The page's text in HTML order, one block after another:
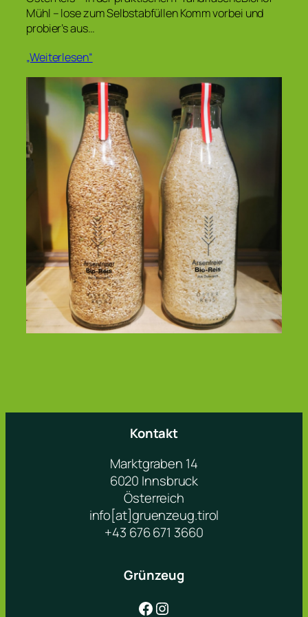
Mühl – lose zum Selbstabfüllen Komm vorbei und
probier’s aus…
„Weiterlesen“
Kontakt
Marktgraben 14
6020 Innsbruck
Österreich
info[at]gruenzeug.tirol
+43 676 671 3660
Grünzeug
Facebook Instagram